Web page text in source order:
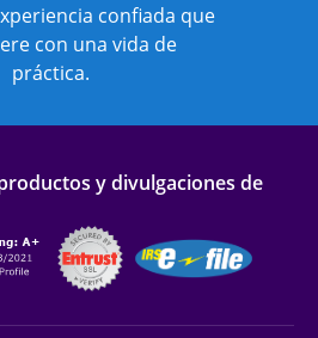
confiada que
con una vida de
práctica.
y divulgaciones de